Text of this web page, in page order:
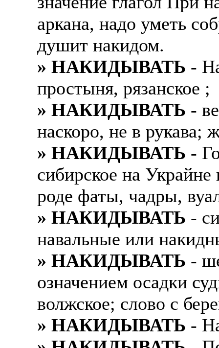
# работа за границей
# работа за рубежом
# трудоустройство за
# трудоустройство за
консультирование,
аркана, надо уметь
душит накидом.
» НАКИДЫВАТЬ -
простыня, рязанское ;
» НАКИДЫВАТЬ -
наскоро, не в рукава;
» НАКИДЫВАТЬ -
сибирское на
роде фаты, чадры,
» НАКИДЫВАТЬ -
навальные или
» НАКИДЫВАТЬ -
означением осадки
волжское; слово с
» НАКИДЫВАТЬ -